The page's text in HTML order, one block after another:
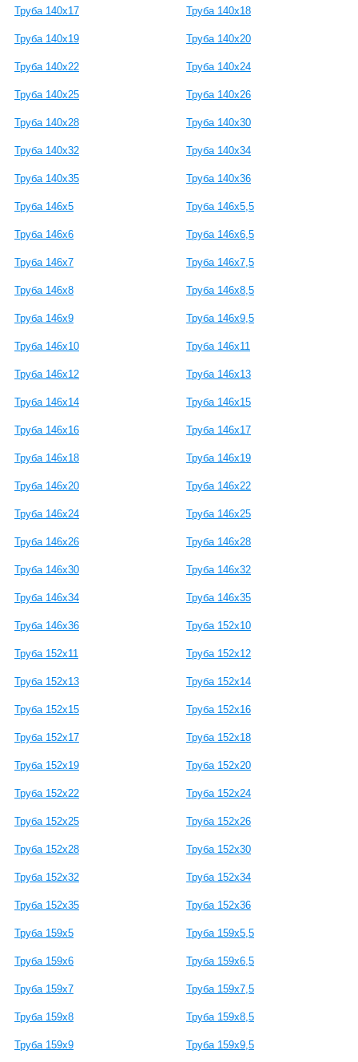
Труба 140x17 Труба 140x18
Труба 140x19 Труба 140x20
Труба 140x22 Труба 140x24
Труба 140x25 Труба 140x26
Труба 140x28 Труба 140x30
Труба 140x32 Труба 140x34
Труба 140x35 Труба 140x36
Труба 146х5 Труба 146х5,5
Труба 146х6 Труба 146х6,5
Труба 146х7 Труба 146х7,5
Труба 146х8 Труба 146х8,5
Труба 146х9 Труба 146х9,5
Труба 146х10 Труба 146х11
Труба 146х12 Труба 146х13
Труба 146х14 Труба 146х15
Труба 146х16 Труба 146х17
Труба 146х18 Труба 146х19
Труба 146х20 Труба 146х22
Труба 146х24 Труба 146х25
Труба 146х26 Труба 146х28
Труба 146х30 Труба 146х32
Труба 146х34 Труба 146х35
Труба 146х36 Труба 152x10
Труба 152x11 Труба 152x12
Труба 152x13 Труба 152x14
Труба 152x15 Труба 152x16
Труба 152x17 Труба 152x18
Труба 152x19 Труба 152x20
Труба 152x22 Труба 152x24
Труба 152x25 Труба 152x26
Труба 152x28 Труба 152x30
Труба 152x32 Труба 152x34
Труба 152x35 Труба 152x36
Труба 159x5 Труба 159x5,5
Труба 159x6 Труба 159x6,5
Труба 159x7 Труба 159x7,5
Труба 159x8 Труба 159x8,5
Труба 159x9 Труба 159x9,5